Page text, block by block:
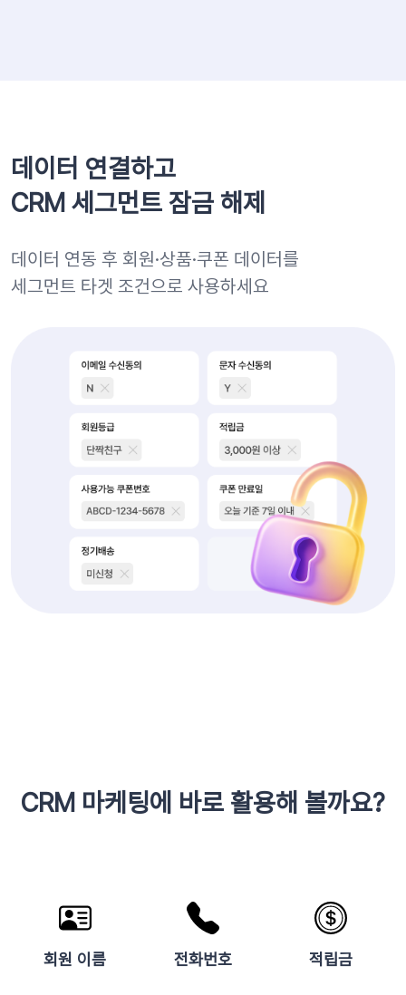
데이터 연결하고
CRM 세그먼트 잠금 해제
데이터 연동 후 회원·상품·쿠폰 데이터를
세그먼트 타겟 조건으로 사용하세요
CRM 마케팅에 바로 활용해 볼까요?
회원 이름 전화번호 적립금